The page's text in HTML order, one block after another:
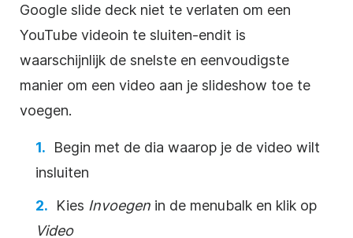
Google slide deck niet te verlaten om een
YouTube videoin te sluiten-endit is
waarschijnlijk de snelste en eenvoudigste
manier om een video aan je slideshow toe te
voegen.
Begin met de dia waarop je de video wilt
insluiten
Kies Invoegen in de menubalk en klik op
Video